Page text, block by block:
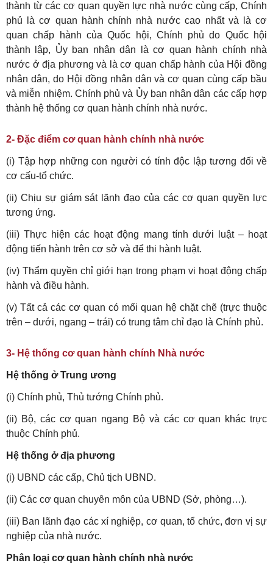
thành từ các cơ quan quyền lực nhà nước cùng cấp, Chính
phủ là cơ quan hành chính nhà nước cao nhất và là cơ
quan chấp hành của Quốc hội, Chính phủ do Quốc hội
thành lập, Ủy ban nhân dân là cơ quan hành chính nhà
nước ở địa phương và là cơ quan chấp hành của Hội đồng
nhân dân, do Hội đồng nhân dân và cơ quan cùng cấp bầu
và miễn nhiệm. Chính phủ và Ủy ban nhân dân các cấp hợp
thành hệ thống cơ quan hành chính nhà nước.
2- Đặc điểm cơ quan hành chính nhà nước
(i) Tập hợp những con người có tính độc lập tương đối về
cơ cấu-tổ chức.
(ii) Chịu sự giám sát lãnh đạo của các cơ quan quyền lực
tương ứng.
(iii) Thực hiện các hoạt động mang tính dưới luật – hoạt
động tiến hành trên cơ sở và để thi hành luật.
(iv) Thẩm quyền chỉ giới hạn trong phạm vi hoạt động chấp
hành và điều hành.
(v) Tất cả các cơ quan có mối quan hệ chặt chẽ (trực thuộc
trên – dưới, ngang – trái) có trung tâm chỉ đạo là Chính phủ.
3- Hệ thống cơ quan hành chính Nhà nước
Hệ thống ở Trung ương
(i) Chính phủ, Thủ tướng Chính phủ.
(ii) Bộ, các cơ quan ngang Bộ và các cơ quan khác trực
thuộc Chính phủ.
Hệ thống ở địa phương
(i) UBND các cấp, Chủ tịch UBND.
(ii) Các cơ quan chuyên môn của UBND (Sở, phòng…).
(iii) Ban lãnh đạo các xí nghiệp, cơ quan, tổ chức, đơn vị sự
nghiệp của nhà nước.
Phân loại cơ quan hành chính nhà nước